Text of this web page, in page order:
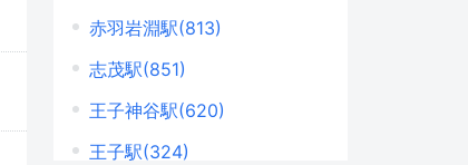
王子(177)
王子本町(63)
上十条(115)
上中里(49)
赤羽岩淵駅(813)
志茂駅(851)
王子神谷駅(620)
王子駅(324)